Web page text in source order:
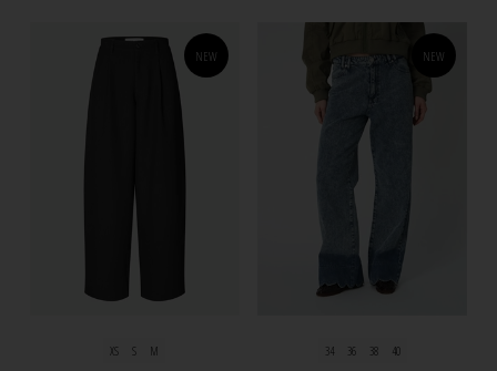
NEW
XS S M
NEW
34 36 38 40